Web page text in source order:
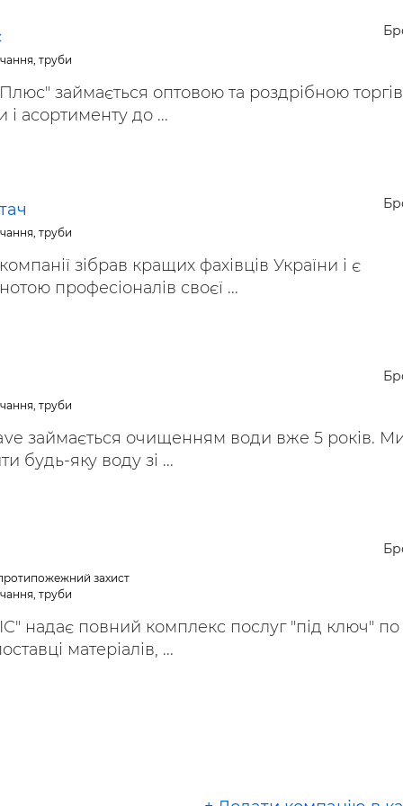
труби
займається оптовою та роздрібною
і асортименту до ...
труби
зібрав кращих фахівців України і є
професіоналів своєї ...
труби
займається очищенням води вже 5 років.
будь-яку воду зі ...
захист
труби
надає повний комплекс послуг "під ключ" по
матеріалів, ...